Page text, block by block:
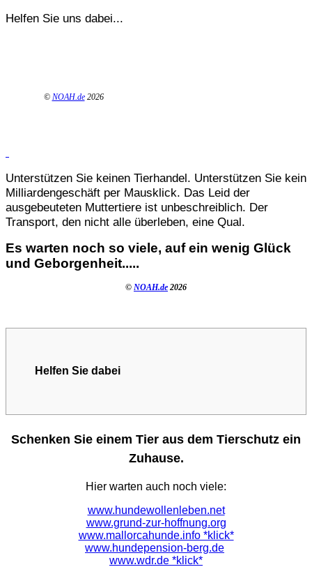
Helfen Sie uns dabei...
© NOAH.de 2026
Unterstützen Sie keinen Tierhandel. Unterstützen Sie kein
Milliardengeschäft per Mausklick. Das Leid der
ausgebeuteten Muttertiere ist unbeschreiblich. Der
Transport, den nicht alle überleben, eine Qual.
Es warten noch so viele, auf ein wenig Glück
und Geborgenheit.....
© NOAH.de 2026
Helfen Sie dabei
Schenken Sie einem Tier aus dem Tierschutz ein
Zuhause.
Hier warten auch noch viele:
www.hundewollenleben.net
www.grund-zur-hoffnung.org
www.mallorcahunde.info *klick*
www.hundepension-berg.de
www.wdr.de *klick*